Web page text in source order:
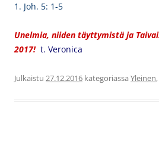
1. Joh. 5: 1-5
Unelmia, niiden täyttymistä ja
2017! t. Veronica
Julkaistu 27.12.2016 kategoriassa Yleinen